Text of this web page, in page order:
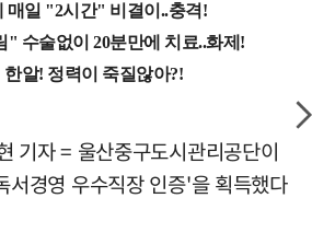
기자 = 울산중구도시관리공단이
경영 우수직장 인증'을 획득했다